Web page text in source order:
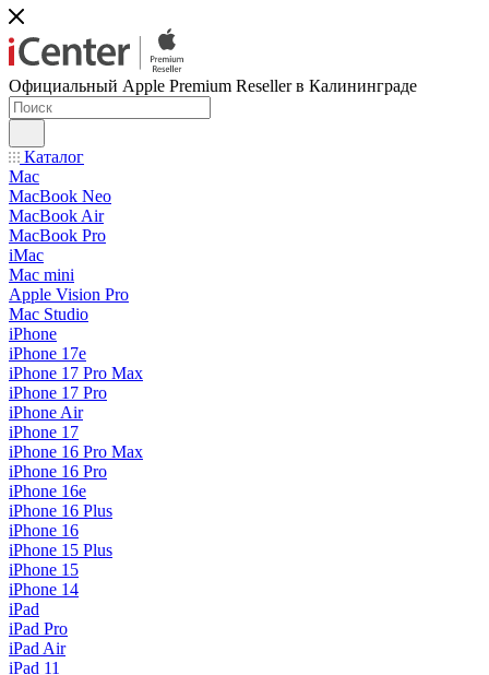
Официальный Apple Premium Reseller в Калининграде
Каталог
Mac
MacBook Neo
MacBook Air
MacBook Pro
iMac
Mac mini
Apple Vision Pro
Mac Studio
iPhone
iPhone 17e
iPhone 17 Pro Max
iPhone 17 Pro
iPhone Air
iPhone 17
iPhone 16 Pro Max
iPhone 16 Pro
iPhone 16e
iPhone 16 Plus
iPhone 16
iPhone 15 Plus
iPhone 15
iPhone 14
iPad
iPad Pro
iPad Air
iPad 11